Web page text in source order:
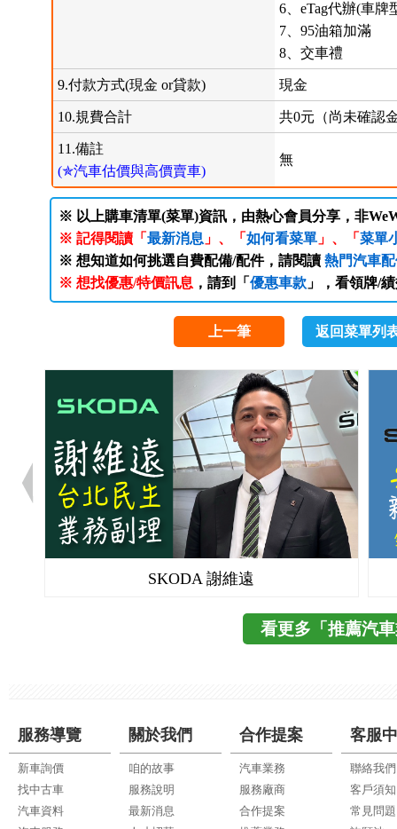
6、eTag代辦(車牌
7、95油箱加滿
8、交車禮
9.付款方式(現金 or貸款) 現金
10.規費合計 共0元（尚未確認
11.備註
(✯汽車估價與高價賣車)
無
※ 以上購車清單(菜單)資訊，由熱心會員分享，非
※ 記得閱讀「 最新消息 」、「 如何看菜單」、「 菜單
※ 想知道如何挑選自費配備/配件，請閱讀 熱門汽車
※ 想找優惠/特價訊息 ，請到「 優惠車款」，看領牌/
上一筆 返回菜單列
SKODA 謝維遠
看更多「推薦汽
服務導覽
新車詢價
找中古車
汽車資料
關於我們
咱的故事
服務說明
最新消息
合作提案
汽車業務
服務廠商
合作提案
客服
聯絡我們
客戶須知
常見問題